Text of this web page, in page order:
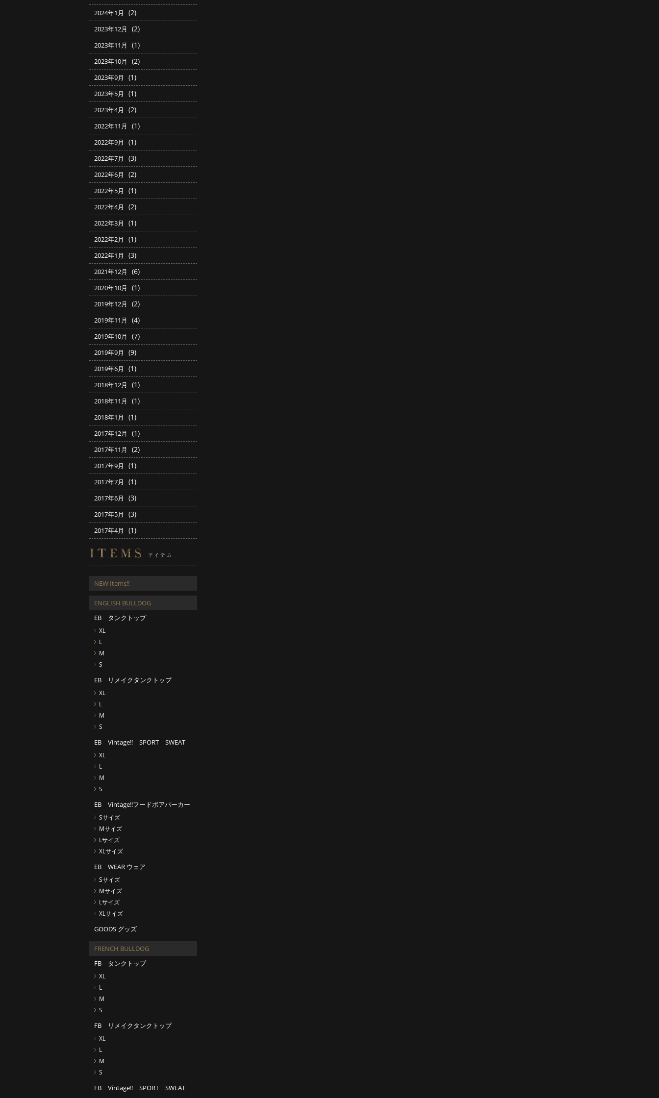
2024年1月 (2)
2023年12月 (2)
2023年11月 (1)
2023年10月 (2)
2023年9月 (1)
2023年5月 (1)
2023年4月 (2)
2022年11月 (1)
2022年9月 (1)
2022年7月 (3)
2022年6月 (2)
2022年5月 (1)
2022年4月 (2)
2022年3月 (1)
2022年2月 (1)
2022年1月 (3)
2021年12月 (6)
2020年10月 (1)
2019年12月 (2)
2019年11月 (4)
2019年10月 (7)
2019年9月 (9)
2019年6月 (1)
2018年12月 (1)
2018年11月 (1)
2018年1月 (1)
2017年12月 (1)
2017年11月 (2)
2017年9月 (1)
2017年7月 (1)
2017年6月 (3)
2017年5月 (3)
2017年4月 (1)
NEW Items!!
ENGLISH BULLDOG
EB タンクトップ
XL
L
M
S
EB リメイクタンクトップ
XL
L
M
S
EB Vintage!! SPORT SWEAT
XL
L
M
S
EB Vintage!!フードボアパーカー
Sサイズ
Mサイズ
Lサイズ
XLサイズ
EB WEAR ウェア
Sサイズ
Mサイズ
Lサイズ
XLサイズ
GOODS グッズ
FRENCH BULLDOG
FB タンクトップ
XL
L
M
S
FB リメイクタンクトップ
XL
L
M
S
FB Vintage!! SPORT SWEAT